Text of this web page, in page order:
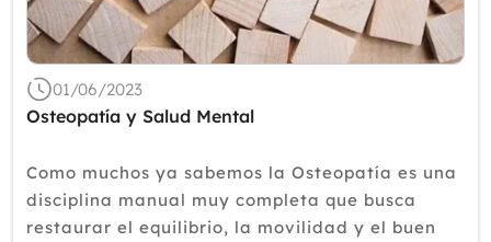
01/06/2023
Osteopatía y Salud Mental
Como muchos ya sabemos la Osteopatía es una
disciplina manual muy completa que busca
restaurar el equilibrio, la movilidad y el buen